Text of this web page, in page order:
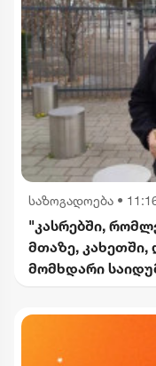
საზოგადოება •
"კასრებში,
მთაზე, კახეთში,
მომხდარი